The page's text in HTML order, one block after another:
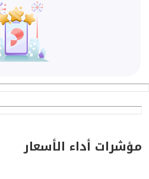
مؤشرات أداء الأسعار